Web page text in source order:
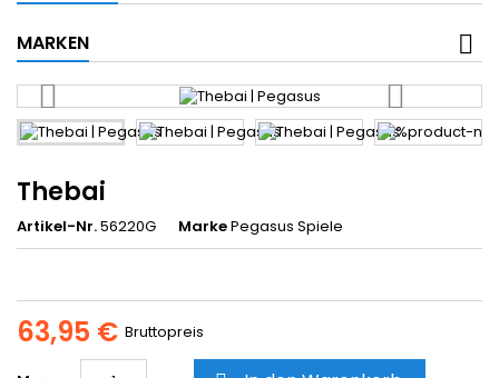
MARKEN
Thebai
Artikel-Nr.56220G MarkePegasus Spiele
63,95 € Bruttopreis